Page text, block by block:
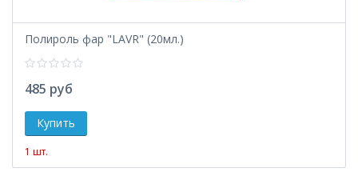
Полироль фар "LAVR" (20мл.)
485 руб
1 шт.